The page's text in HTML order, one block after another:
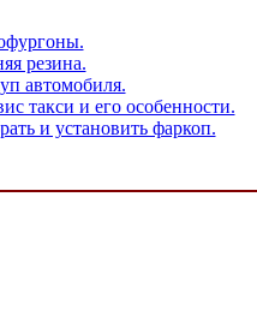
резина.
автомобиля.
такси и его особенности.
и установить фаркоп.